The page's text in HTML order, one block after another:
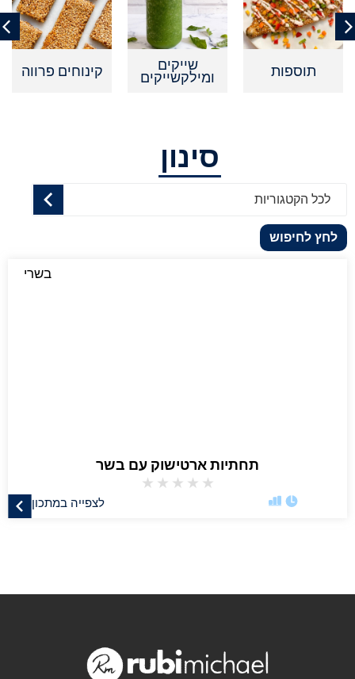
תוספות שייקים
ומילקשייקים קינוחים פרווה
סינון
לכל הקטגוריות
לחץ לחיפוש
בשרי
תחתיות ארטישוק עם בשר
★
★
★
★
★
לצפייה במתכון